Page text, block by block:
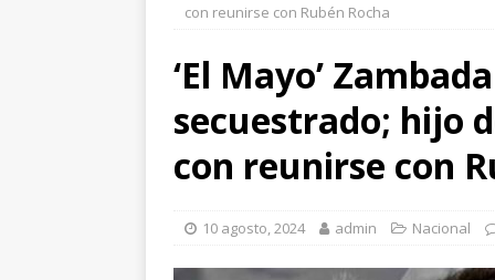
[ 6 agosto, 2026 ] La
2026: qué países los
[ 6 agosto, 2026 ]
Ken
[ 6 agosto, 2026 ] Llama
con reunirse con Rubén Rocha
‘El Mayo’
secuestrado; hijo
con reunirse con
10 agosto, 2024 admin Nacional